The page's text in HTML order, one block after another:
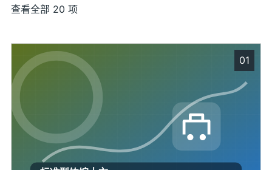
查看全部 20 项
01